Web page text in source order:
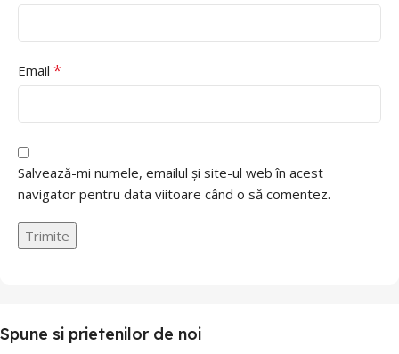
Email *
Salvează-mi numele, emailul și site-ul web în acest
navigator pentru data viitoare când o să comentez.
Spune si prietenilor de noi